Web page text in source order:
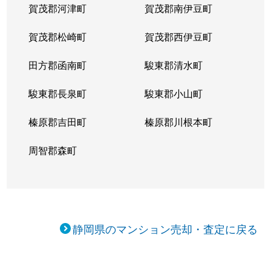
賀茂郡河津町 賀茂郡南伊豆町
賀茂郡松崎町 賀茂郡西伊豆町
田方郡函南町 駿東郡清水町
駿東郡長泉町 駿東郡小山町
榛原郡吉田町 榛原郡川根本町
周智郡森町
静岡県のマンション売却・査定に戻る